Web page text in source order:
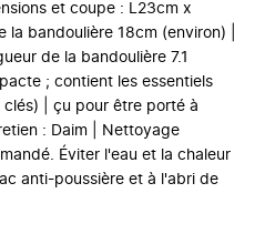
et coupe : L23cm x
la bandoulière 18cm (environ) |
de la bandoulière 7.1
; contient les essentiels
| çu pour être porté à
: Daim | Nettoyage
Éviter l'eau et la chaleur
anti-poussière et à l'abri de